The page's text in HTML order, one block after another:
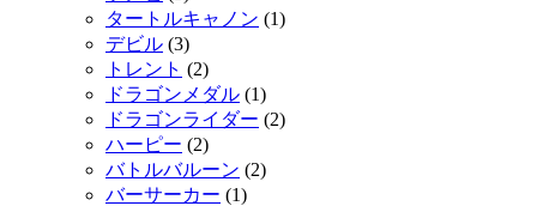
タートルキャノン (1)
デビル (3)
トレント (2)
ドラゴンメダル (1)
ドラゴンライダー (2)
ハーピー (2)
バトルバルーン (2)
バーサーカー (1)